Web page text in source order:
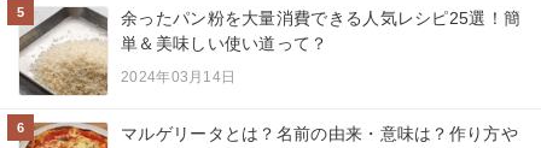
5
余ったパン粉を大量消費できる人気レシピ25選！簡
単＆美味しい使い道って？
2024年03月14日
6
マルゲリータとは？名前の由来・意味は？作り方や